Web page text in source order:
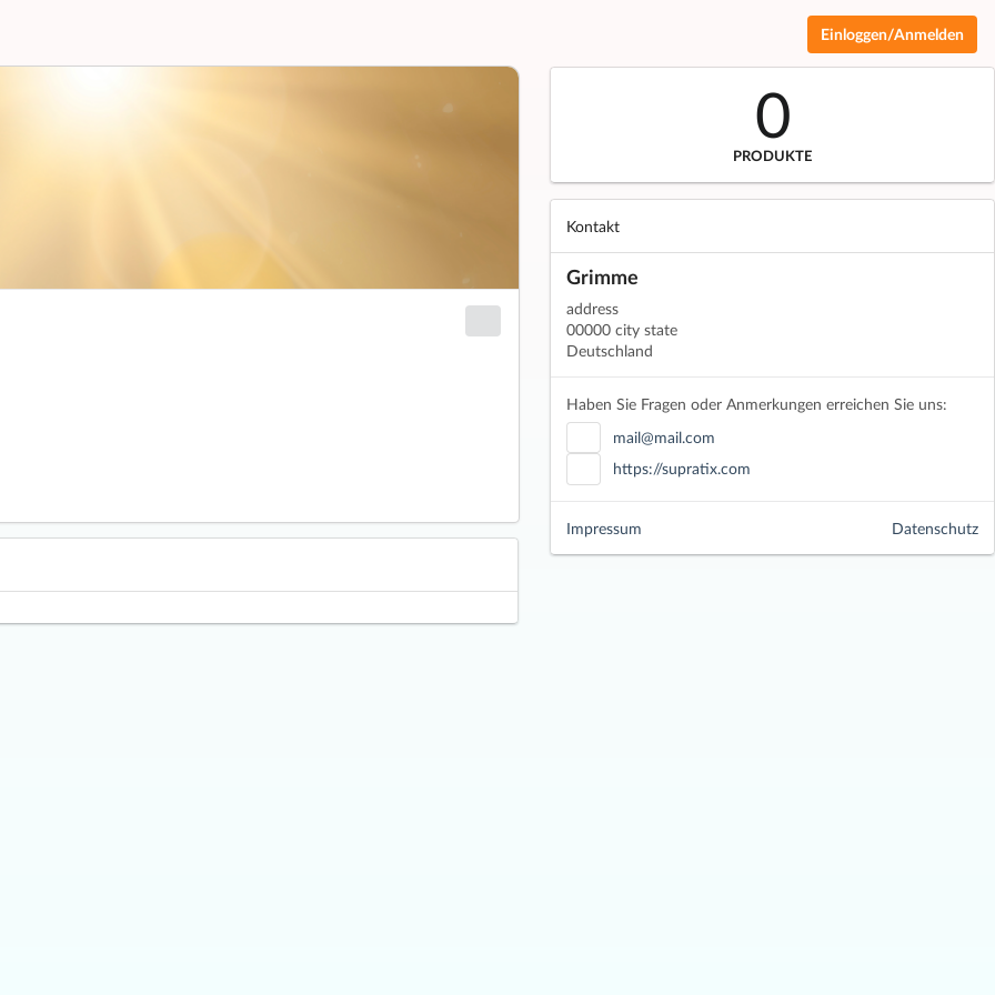
Einloggen/Anmelden
0
PRODUKTE
Kontakt
Grimme
address
00000 city state
Deutschland
Haben Sie Fragen oder Anmerkungen erreichen Sie uns:
mail@mail.com
https://supratix.com
Datenschutz
Impressum